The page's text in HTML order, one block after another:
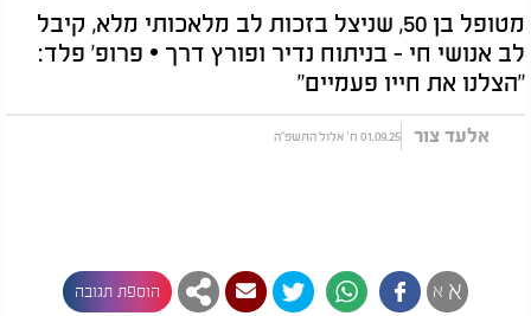
מטופל בן 50, שניצל בזכות לב מלאכותי מלא, קיבל
לב אנושי חי - בניתוח נדיר ופורץ דרך • פרופ’ פלד:
"הצלנו את חייו פעמיים"
אלעד צור 01.09.25 ח' אלול התשפ"ה
א א הוספת תגובה